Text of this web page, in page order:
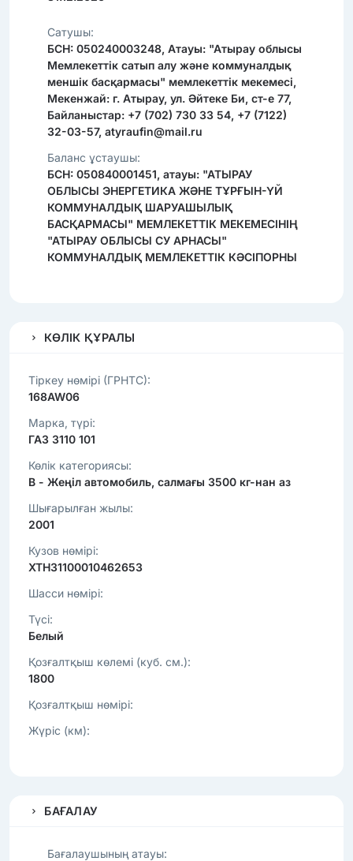
Сатушы:
БСН: 050240003248, Атауы: "Атырау облысы
Мемлекеттік сатып алу және коммуналдық
меншік басқармасы" мемлекеттік мекемесі,
Мекенжай: г. Атырау, ул. Әйтеке Би, ст-е 77,
Байланыстар: +7 (702) 730 33 54, +7 (7122)
32-03-57, atyraufin@mail.ru
Баланс ұстаушы:
БСН: 050840001451, атауы: "АТЫРАУ
ОБЛЫСЫ ЭНЕРГЕТИКА ЖӘНЕ ТҰРҒЫН-ҮЙ
КОММУНАЛДЫҚ ШАРУАШЫЛЫҚ
БАСҚАРМАСЫ" МЕМЛЕКЕТТІК МЕКЕМЕСІНІҢ
"АТЫРАУ ОБЛЫСЫ СУ АРНАСЫ"
КОММУНАЛДЫҚ МЕМЛЕКЕТТІК КӘСІПОРНЫ
КӨЛІК ҚҰРАЛЫ
Тіркеу нөмірі (ГРНТС):
168AW06
Марка, түрі:
ГАЗ 3110 101
Көлік категориясы:
B - Жеңіл автомобиль, салмағы 3500 кг-нан аз
Шығарылған жылы:
2001
Кузов нөмірі:
XTH31100010462653
Шасси нөмірі:
Түсі:
Белый
Қозғалтқыш көлемі (куб. см.):
1800
Қозғалтқыш нөмірі:
Жүріс (км):
БАҒАЛАУ
Бағалаушының атауы: